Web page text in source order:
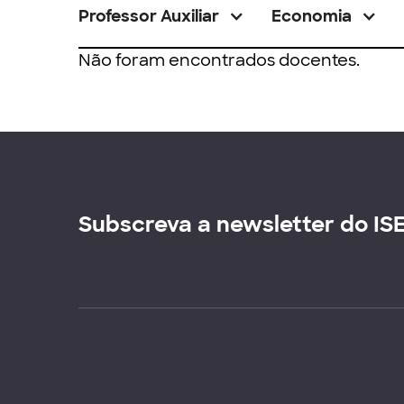
Professor Auxiliar Economia
Não foram encontrados docentes.
Subscreva a newsletter do